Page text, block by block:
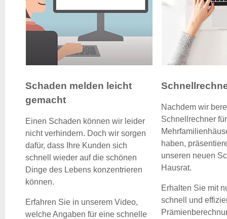
Schaden melden leicht
gemacht
Einen Schaden können wir leider
nicht verhindern. Doch wir sorgen
dafür, dass Ihre Kunden sich
schnell wieder auf die schönen
Dinge des Lebens konzentrieren
können.
Erfahren Sie in unserem Video,
welche Angaben für eine schnelle
Nachdem wir
Schnellrechner
haben,
unseren neuen
Hausrat.
Erhalten Sie mit
schnell und